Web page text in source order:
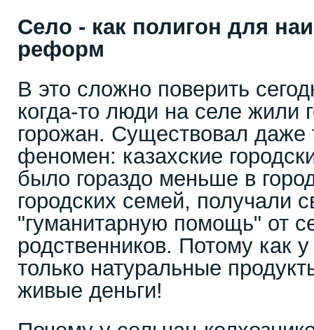
Село - как полигон для
реформ
В это сложно поверить
когда-то люди на селе жили
горожан. Существовал даже
феномен: казахские
было гораздо меньше в
городских семей, получали
"гуманитарную помощь" от
родственников. Потому как
только натуральные
живые деньги!